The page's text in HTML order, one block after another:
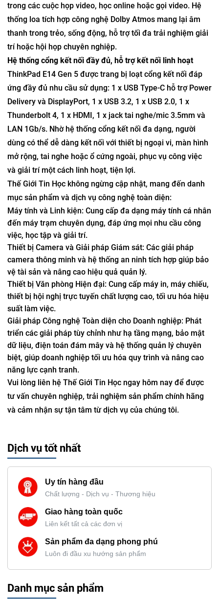
trong các cuộc họp video, học online hoặc gọi video. Hệ
thống loa tích hợp công nghệ Dolby Atmos mang lại âm
thanh trong trẻo, sống động, hỗ trợ tối đa trải nghiệm giải
trí hoặc hội họp chuyên nghiệp.
Hệ thống cổng kết nối đầy đủ, hỗ trợ kết nối linh hoạt
ThinkPad E14 Gen 5 được trang bị loạt cổng kết nối đáp
ứng đầy đủ nhu cầu sử dụng: 1 x USB Type-C hỗ trợ Power
Delivery và DisplayPort, 1 x USB 3.2, 1 x USB 2.0, 1 x
Thunderbolt 4, 1 x HDMI, 1 x jack tai nghe/mic 3.5mm và
LAN 1Gb/s. Nhờ hệ thống cổng kết nối đa dạng, người
dùng có thể dễ dàng kết nối với thiết bị ngoại vi, màn hình
mở rộng, tai nghe hoặc ổ cứng ngoài, phục vụ công việc
và giải trí một cách linh hoạt, tiện lợi.
Thế Giới Tin Học không ngừng cập nhật, mang đến danh
mục sản phẩm và dịch vụ công nghệ toàn diện:
Máy tính và Linh kiện: Cung cấp đa dạng máy tính cá nhân
đến máy trạm chuyên dụng, đáp ứng mọi nhu cầu công
việc, học tập và giải trí.
Thiết bị Camera và Giải pháp Giám sát: Các giải pháp
camera thông minh và hệ thống an ninh tích hợp giúp bảo
vệ tài sản và nâng cao hiệu quả quản lý.
Thiết bị Văn phòng Hiện đại: Cung cấp máy in, máy chiếu,
thiết bị hội nghị trực tuyến chất lượng cao, tối ưu hóa hiệu
suất làm việc.
Giải pháp Công nghệ Toàn diện cho Doanh nghiệp: Phát
triển các giải pháp tùy chỉnh như hạ tầng mạng, bảo mật
dữ liệu, điện toán đám mây và hệ thống quản lý chuyên
biệt, giúp doanh nghiệp tối ưu hóa quy trình và nâng cao
năng lực cạnh tranh.
Vui lòng liên hệ Thế Giới Tin Học ngay hôm nay để được
tư vấn chuyên nghiệp, trải nghiệm sản phẩm chính hãng
và cảm nhận sự tận tâm từ dịch vụ của chúng tôi.
Dịch vụ tốt nhất
Uy tín hàng đầu
Chất lượng - Dịch vụ - Thương hiệu
Giao hàng toàn quốc
Liên kết tất cả các đơn vị
Sản phẩm đa dạng phong phú
Luôn đi đầu xu hướng sản phẩm
Danh mục sản phẩm